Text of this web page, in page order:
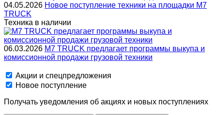
04.05.2026 Новое поступление техники на площадки M7
TRUCK
Техника в наличии
06.03.2026 M7 TRUCK предлагает программы выкупа и
комиссионной продажи грузовой техники
Акции и спецпредложения
Новое поступление
Получать уведомления об акциях и новых поступлениях